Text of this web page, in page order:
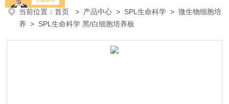
当前位置：首页 > 产品中心 > SPL生命科学 >微生物细胞培
养 > SPL生命科学 黑/白细胞培养板